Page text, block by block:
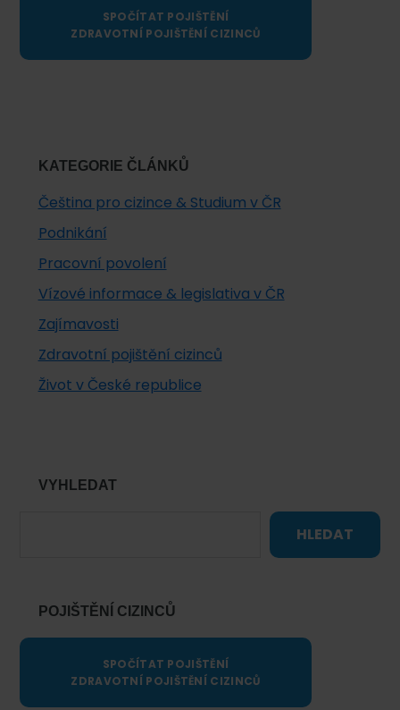
SPOČÍTAT POJIŠTĚNÍ
ZDRAVOTNÍ POJIŠTĚNÍ CIZINCŮ
KATEGORIE ČLÁNKŮ
Čeština pro cizince & Studium v ČR
Podnikání
Pracovní povolení
Vízové informace & legislativa v ČR
Zajímavosti
Zdravotní pojištění cizinců
Život v České republice
VYHLEDAT
HLEDAT
POJIŠTĚNÍ CIZINCŮ
SPOČÍTAT POJIŠTĚNÍ
ZDRAVOTNÍ POJIŠTĚNÍ CIZINCŮ